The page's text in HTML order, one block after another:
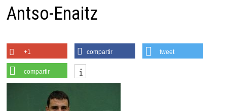
Antso-Enaitz
+1 compartir tweet
compartir